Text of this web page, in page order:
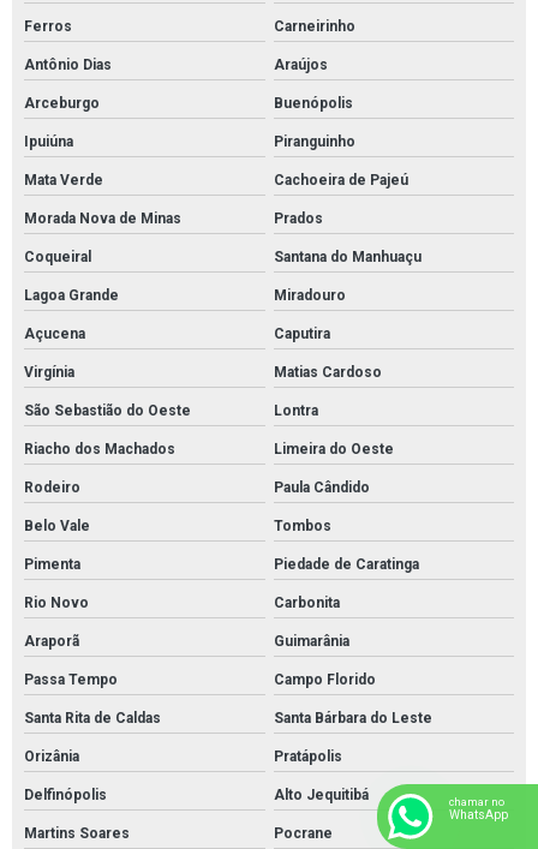
Ferros Carneirinho
Antônio Dias Araújos
Arceburgo Buenópolis
Ipuiúna Piranguinho
Mata Verde Cachoeira de Pajeú
Morada Nova de Minas Prados
Coqueiral Santana do Manhuaçu
Lagoa Grande Miradouro
Açucena Caputira
Virgínia Matias Cardoso
São Sebastião do Oeste Lontra
Riacho dos Machados Limeira do Oeste
Rodeiro Paula Cândido
Belo Vale Tombos
Pimenta Piedade de Caratinga
Rio Novo Carbonita
Araporã Guimarânia
Passa Tempo Campo Florido
Santa Rita de Caldas Santa Bárbara do Leste
Orizânia Pratápolis
Delfinópolis Alto Jequitibá
Martins Soares Pocrane
chamar no
WhatsApp